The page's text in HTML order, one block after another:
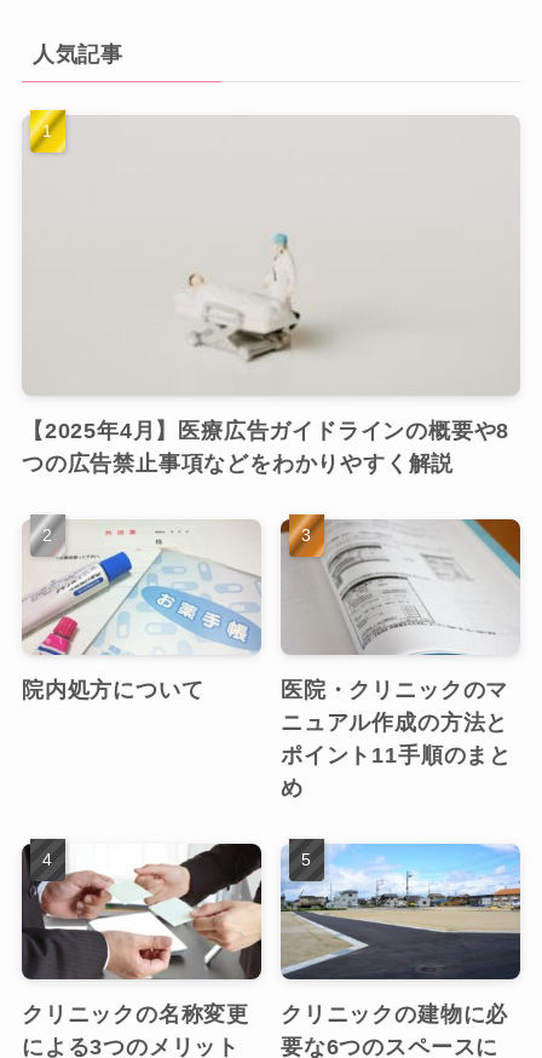
人気記事
【2025年4月】医療広告ガイドラインの概要や8
つの広告禁止事項などをわかりやすく解説
院内処方について
医院・クリニックのマ
ニュアル作成の方法と
ポイント11手順のまと
め
クリニックの名称変更
による3つのメリット
クリニックの建物に必
要な6つのスペースに